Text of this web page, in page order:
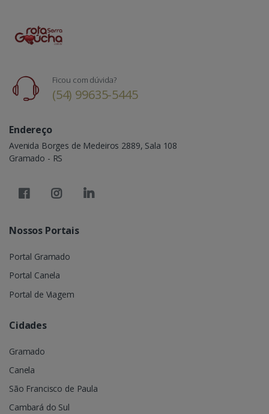
Ficou com dúvida?
(54) 99635-5445
Endereço
Avenida Borges de Medeiros 2889, Sala 108
Gramado - RS
Nossos Portais
Portal Gramado
Portal Canela
Portal de Viagem
Cidades
Gramado
Canela
São Francisco de Paula
Cambará do Sul